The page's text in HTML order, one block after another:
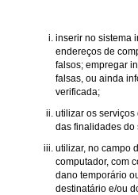
inserir no sistema
endereços de
falsos; empregar
falsas, ou ainda
verificada;
utilizar os serviços
das finalidades do
utilizar, no campo
computador, com
dano temporário
destinatário e/ou